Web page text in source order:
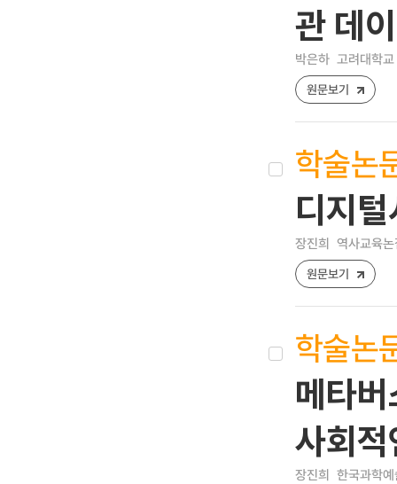
관 데
박은하 고려대학
원문보기
학술논
디지
장진희 역사교육
원문보기
학술논
메타
사회
장진희 한국과학